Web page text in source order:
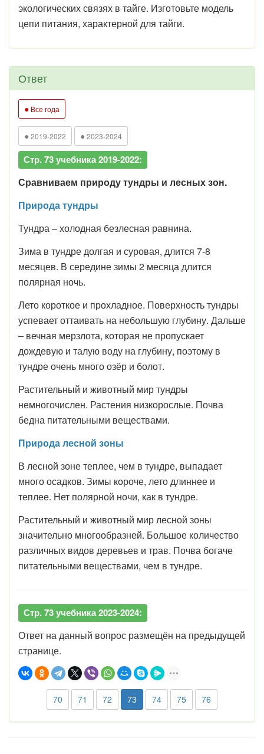
экологических связях в тайге. Изготовьте модель
цепи питания, характерной для тайги.
Ответ
● Все года
● 2019-2022 ● 2023-2024
Стр. 73 учебника 2019-2022:
Сравниваем природу тундры и лесных зон.
Природа тундры
Тундра – холодная безлесная равнина.
Зима в тундре долгая и суровая, длится 7-8
месяцев. В середине зимы 2 месяца длится
полярная ночь.
Лето короткое и прохладное. Поверхность тундры
успевает оттаивать на небольшую глубину. Дальше
– вечная мерзлота, которая не пропускает
дождевую и талую воду на глубину, поэтому в
тундре очень много озёр и болот.
Растительный и животный мир тундры
немногочислен. Растения низкорослые. Почва
бедна питательными веществами.
Природа лесной зоны
В лесной зоне теплее, чем в тундре, выпадает
много осадков. Зимы короче, лето длиннее и
теплее. Нет полярной ночи, как в тундре.
Растительный и животный мир лесной зоны
значительно многообразней. Большое количество
различных видов деревьев и трав. Почва богаче
питательными веществами, чем в тундре.
Стр. 73 учебника 2023-2024:
Ответ на данный вопрос размещён на предыдущей
странице.
70 71 72 73 74 75 76